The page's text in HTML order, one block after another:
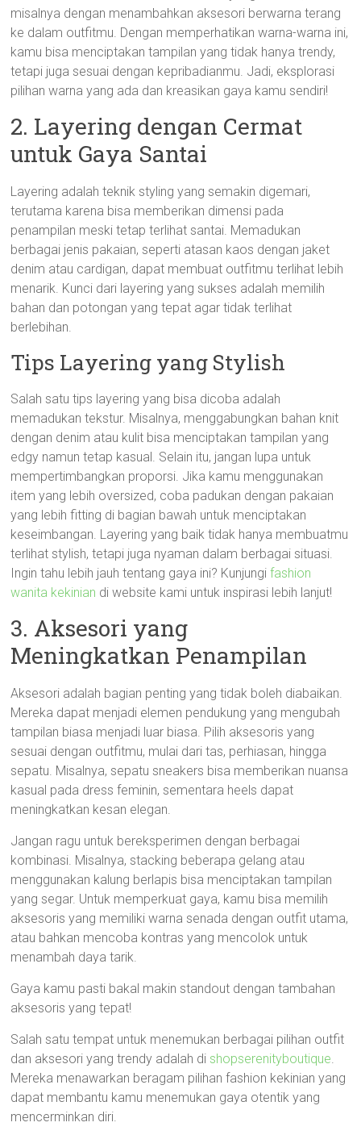
misalnya dengan menambahkan aksesori berwarna terang
ke dalam outfitmu. Dengan memperhatikan warna-warna ini,
kamu bisa menciptakan tampilan yang tidak hanya trendy,
tetapi juga sesuai dengan kepribadianmu. Jadi, eksplorasi
pilihan warna yang ada dan kreasikan gaya kamu sendiri!
2. Layering dengan Cermat
untuk Gaya Santai
Layering adalah teknik styling yang semakin digemari,
terutama karena bisa memberikan dimensi pada
penampilan meski tetap terlihat santai. Memadukan
berbagai jenis pakaian, seperti atasan kaos dengan jaket
denim atau cardigan, dapat membuat outfitmu terlihat lebih
menarik. Kunci dari layering yang sukses adalah memilih
bahan dan potongan yang tepat agar tidak terlihat
berlebihan.
Tips Layering yang Stylish
Salah satu tips layering yang bisa dicoba adalah
memadukan tekstur. Misalnya, menggabungkan bahan knit
dengan denim atau kulit bisa menciptakan tampilan yang
edgy namun tetap kasual. Selain itu, jangan lupa untuk
mempertimbangkan proporsi. Jika kamu menggunakan
item yang lebih oversized, coba padukan dengan pakaian
yang lebih fitting di bagian bawah untuk menciptakan
keseimbangan. Layering yang baik tidak hanya membuatmu
terlihat stylish, tetapi juga nyaman dalam berbagai situasi.
Ingin tahu lebih jauh tentang gaya ini? Kunjungifashion
wanita kekinian di website kami untuk inspirasi lebih lanjut!
3. Aksesori yang
Meningkatkan Penampilan
Aksesori adalah bagian penting yang tidak boleh diabaikan.
Mereka dapat menjadi elemen pendukung yang mengubah
tampilan biasa menjadi luar biasa. Pilih aksesoris yang
sesuai dengan outfitmu, mulai dari tas, perhiasan, hingga
sepatu. Misalnya, sepatu sneakers bisa memberikan nuansa
kasual pada dress feminin, sementara heels dapat
meningkatkan kesan elegan.
Jangan ragu untuk bereksperimen dengan berbagai
kombinasi. Misalnya, stacking beberapa gelang atau
menggunakan kalung berlapis bisa menciptakan tampilan
yang segar. Untuk memperkuat gaya, kamu bisa memilih
aksesoris yang memiliki warna senada dengan outfit utama,
atau bahkan mencoba kontras yang mencolok untuk
menambah daya tarik.
Gaya kamu pasti bakal makin standout dengan tambahan
aksesoris yang tepat!
Salah satu tempat untuk menemukan berbagai pilihan outfit
dan aksesori yang trendy adalah di shopserenityboutique.
Mereka menawarkan beragam pilihan fashion kekinian yang
dapat membantu kamu menemukan gaya otentik yang
mencerminkan diri.